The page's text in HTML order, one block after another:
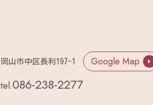
岡山市中区長利197-1
Google Map
tel.086-238-2277